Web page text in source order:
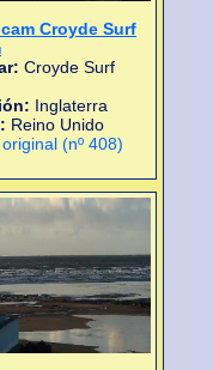
Croyde Surf
Croyde Surf
Inglaterra
Reino Unido
(nº 408)